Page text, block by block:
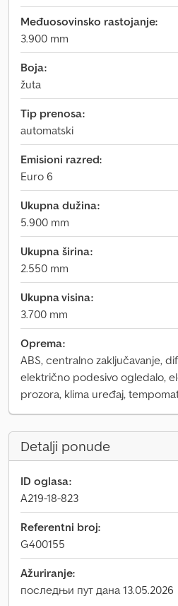
Međuosovinsko rastojanje:
3.900 mm
Boja:
žuta
Tip prenosa:
automatski
Emisioni razred:
Euro 6
Ukupna dužina:
5.900 mm
Ukupna širina:
2.550 mm
Ukupna visina:
3.700 mm
Oprema:
ABS, centralno zaključavanje,
električno podesivo ogledalo,
prozora, klima uređaj,
Detalji ponude
ID oglasa:
A219-18-823
Referentni broj:
G400155
Ažuriranje:
последњи пут дана 13.05.2026